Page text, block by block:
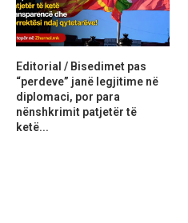
Editorial / Bisedimet pas
“perdeve” janë legjitime në
diplomaci, por para
nënshkrimit patjetër të
ketë...